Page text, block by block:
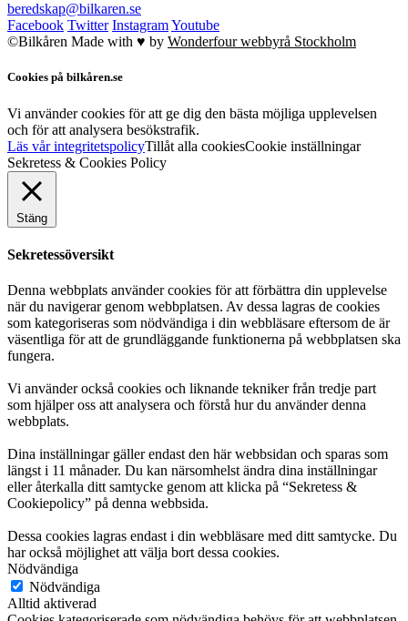
beredskap@bilkaren.se
Facebook Twitter InstagramYoutube
©Bilkåren Made with ♥ by Wonderfour webbyrå Stockholm
Cookies på bilkåren.se
Vi använder cookies för att ge dig den bästa möjliga upplevelsen
och för att analysera besökstrafik.
Läs vår integritetspolicyTillåt alla cookiesCookie inställningar
Sekretess & Cookies Policy
Stäng
Sekretessöversikt
Denna webbplats använder cookies för att förbättra din upplevelse
när du navigerar genom webbplatsen. Av dessa lagras de cookies
som kategoriseras som nödvändiga i din webbläsare eftersom de är
väsentliga för att de grundläggande funktionerna på webbplatsen ska
fungera.
Vi använder också cookies och liknande tekniker från tredje part
som hjälper oss att analysera och förstå hur du använder denna
webbplats.
Dina inställningar gäller endast den här webbsidan och sparas som
längst i 11 månader. Du kan närsomhelst ändra dina inställningar
eller återkalla ditt samtycke genom att klicka på “Sekretess &
Cookiepolicy” på denna webbsida.
Dessa cookies lagras endast i din webbläsare med ditt samtycke. Du
har också möjlighet att välja bort dessa cookies.
Nödvändiga
Nödvändiga
Alltid aktiverad